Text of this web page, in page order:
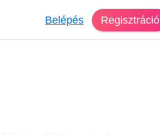
Belépés Regisztráció